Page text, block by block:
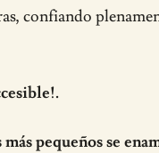
confiando
pequeños se